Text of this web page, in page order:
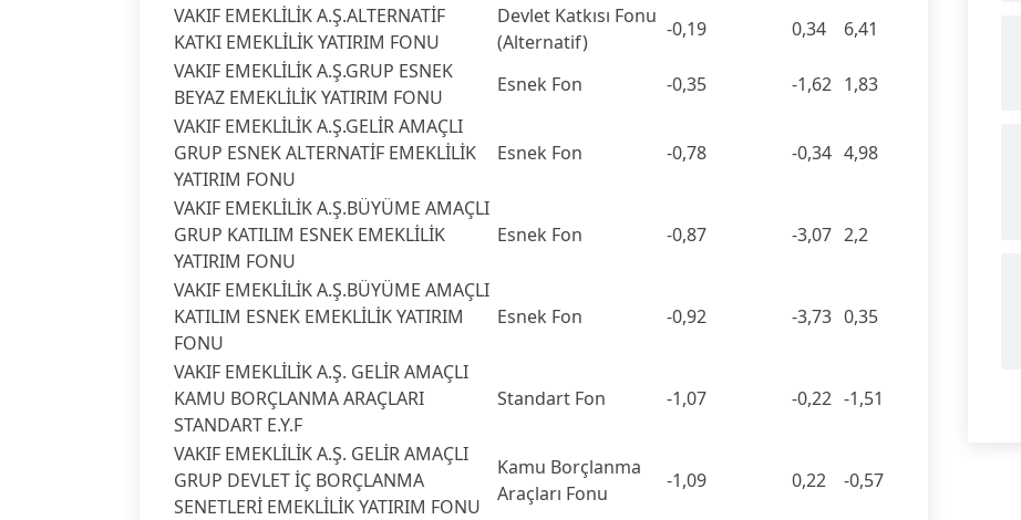
VAKIF EMEKLİLİK A.Ş.ALTERNATİF
KATKI EMEKLİLİK YATIRIM FONU
Devlet Katkısı Fonu
(Alternatif)
-0,19 0,34
6,41
VAKIF EMEKLİLİK A.Ş.GRUP ESNEK
BEYAZ EMEKLİLİK YATIRIM FONU
Esnek Fon -0,35 -1,62 1,83
VAKIF EMEKLİLİK A.Ş.GELİR AMAÇLI
GRUP ESNEK ALTERNATİF EMEKLİLİK
YATIRIM FONU
Esnek Fon -0,78 -0,34 4,98
VAKIF EMEKLİLİK A.Ş.BÜYÜME AMAÇLI
GRUP KATILIM ESNEK EMEKLİLİK
YATIRIM FONU
Esnek Fon -0,87 -3,07 2,2
VAKIF EMEKLİLİK A.Ş.BÜYÜME AMAÇLI
KATILIM ESNEK EMEKLİLİK YATIRIM
FONU
Esnek Fon -0,92 -3,73 0,35
VAKIF EMEKLİLİK A.Ş. GELİR AMAÇLI
KAMU BORÇLANMA ARAÇLARI
STANDART E.Y.F
Standart Fon -1,07 -0,22 -1,51
VAKIF EMEKLİLİK A.Ş. GELİR AMAÇLI
GRUP DEVLET İÇ BORÇLANMA
SENETLERİ EMEKLİLİK YATIRIM FONU
Kamu Borçlanma
Araçları Fonu
-1,09 0,22 -0,57